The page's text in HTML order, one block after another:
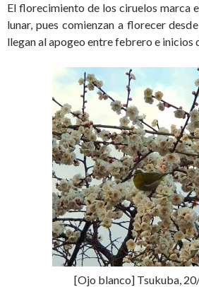
El florecimiento de los ciruelos marca
lunar, pues comienzan a florecer
llegan al apogeo entre febrero e inicios
[Ojo blanco] Tsukuba,